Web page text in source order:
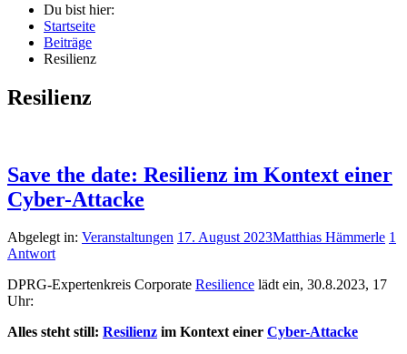
Du bist hier:
Startseite
Beiträge
Resilienz
Resilienz
Save the date: Resilienz im Kontext einer
Cyber-Attacke
Abgelegt in: Veranstaltungen 17. August 2023Matthias Hämmerle 1
Antwort
DPRG-Expertenkreis Corporate Resilience lädt ein, 30.8.2023, 17
Uhr:
Alles steht still: Resilienz im Kontext einer Cyber-Attacke